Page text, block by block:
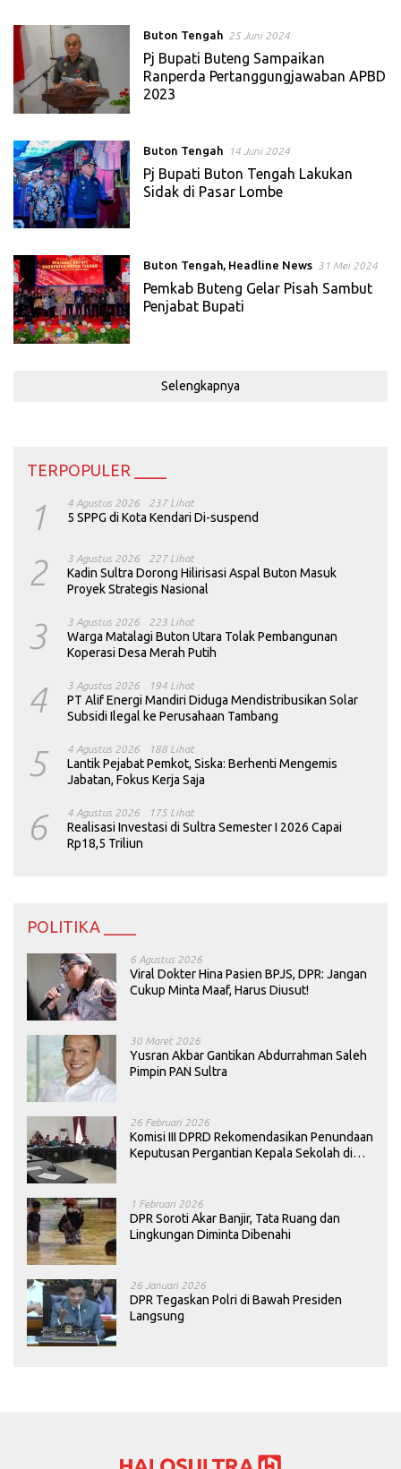
Buton Tengah 25 Juni 2024
Pj Bupati Buteng Sampaikan
Ranperda Pertanggungjawaban APBD
2023
Buton Tengah 14 Juni 2024
Pj Bupati Buton Tengah Lakukan
Sidak di Pasar Lombe
Buton Tengah, Headline News 31 Mei 2024
Pemkab Buteng Gelar Pisah Sambut
Penjabat Bupati
Selengkapnya
TERPOPULER ____
1 4 Agustus 2026 237 Lihat
5 SPPG di Kota Kendari Di-suspend
2 3 Agustus 2026 227 Lihat
Kadin Sultra Dorong Hilirisasi Aspal Buton Masuk
Proyek Strategis Nasional
3 3 Agustus 2026 223 Lihat
Warga Matalagi Buton Utara Tolak Pembangunan
Koperasi Desa Merah Putih
4 3 Agustus 2026 194 Lihat
PT Alif Energi Mandiri Diduga Mendistribusikan Solar
Subsidi Ilegal ke Perusahaan Tambang
5 4 Agustus 2026 188 Lihat
Lantik Pejabat Pemkot, Siska: Berhenti Mengemis
Jabatan, Fokus Kerja Saja
6 4 Agustus 2026 175 Lihat
Realisasi Investasi di Sultra Semester I 2026 Capai
Rp18,5 Triliun
POLITIKA ____
6 Agustus 2026
Viral Dokter Hina Pasien BPJS, DPR: Jangan
Cukup Minta Maaf, Harus Diusut!
30 Maret 2026
Yusran Akbar Gantikan Abdurrahman Saleh
Pimpin PAN Sultra
26 Februari 2026
Komisi III DPRD Rekomendasikan Penundaan
Keputusan Pergantian Kepala Sekolah di
1 Februari 2026
DPR Soroti Akar Banjir, Tata Ruang dan
Lingkungan Diminta Dibenahi
26 Januari 2026
DPR Tegaskan Polri di Bawah Presiden
Langsung